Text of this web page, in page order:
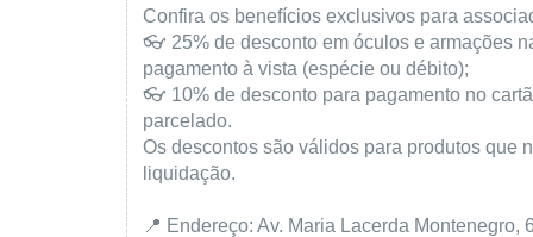
Confira os benefícios exclusivos para
👓 25% de desconto em óculos e armações
pagamento à vista (espécie ou débito);
👓 10% de desconto para pagamento no
parcelado.
Os descontos são válidos para produtos que
liquidação.
📍 Endereço: Av. Maria Lacerda